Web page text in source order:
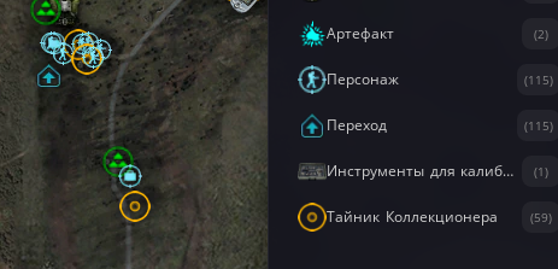
Артефакт (2)
Персонаж (115)
Переход (115)
Инструменты для калибровки (1)
Тайник Коллекционера (59)